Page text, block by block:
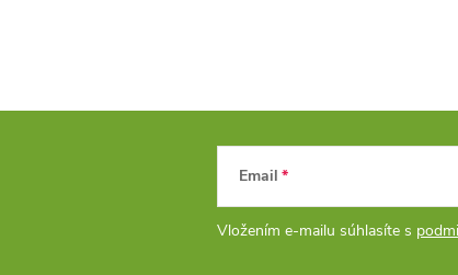
Email
Vložením e-mailu súhlasíte s